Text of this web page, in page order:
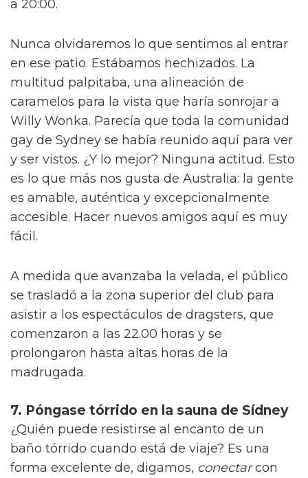
a 20:00.
Nunca olvidaremos lo que sentimos al entrar
en ese patio. Estábamos hechizados. La
multitud palpitaba, una alineación de
caramelos para la vista que haría sonrojar a
Willy Wonka. Parecía que toda la comunidad
gay de Sydney se había reunido aquí para ver
y ser vistos. ¿Y lo mejor? Ninguna actitud. Esto
es lo que más nos gusta de Australia: la gente
es amable, auténtica y excepcionalmente
accesible. Hacer nuevos amigos aquí es muy
fácil.
A medida que avanzaba la velada, el público
se trasladó a la zona superior del club para
asistir a los espectáculos de dragsters, que
comenzaron a las 22.00 horas y se
prolongaron hasta altas horas de la
madrugada.
7. Póngase tórrido en la sauna de Sídney
¿Quién puede resistirse al encanto de un
baño tórrido cuando está de viaje? Es una
forma excelente de, digamos, conectarcon